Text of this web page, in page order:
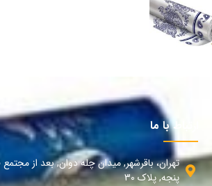
ارتباط با ما
تهران، باقرشهر, میدان چله دوان, بعد از
پنجه, پلاک 30